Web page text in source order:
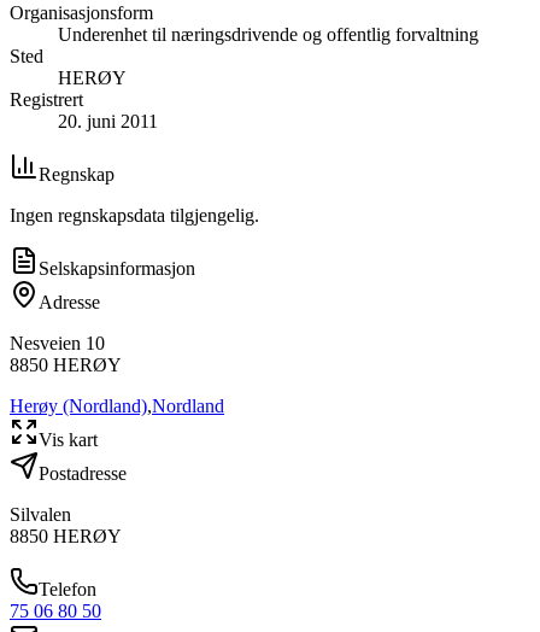
Organisasjonsform
Underenhet til næringsdrivende og offentlig forvaltning
Sted
HERØY
Registrert
20. juni 2011
Regnskap
Ingen regnskapsdata tilgjengelig.
Selskapsinformasjon
Adresse
Nesveien 10
8850 HERØY
Herøy (Nordland),Nordland
Vis kart
Postadresse
Silvalen
8850 HERØY
Telefon
75 06 80 50